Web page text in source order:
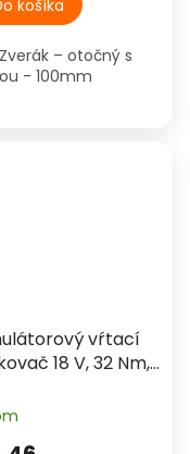
košíka
– otočný s
- 100mm
vŕtací
18 V, 32 Nm,
PA18C (2×